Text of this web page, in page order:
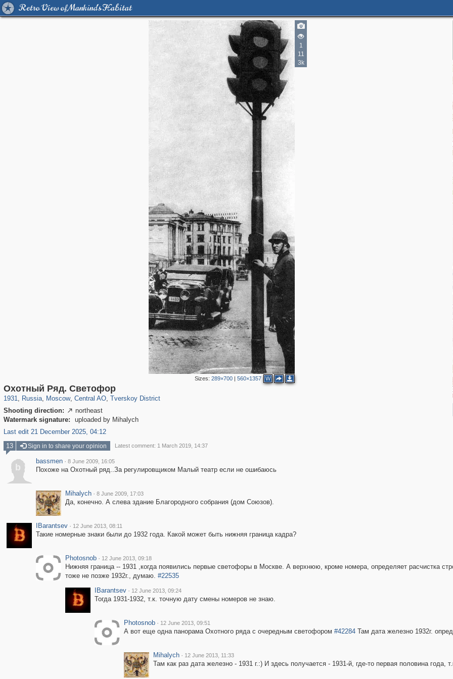
Retro View of Mankind's Habitat
1
11
3k
Sizes:289×700 |560×1357 W
Охотный Ряд. Светофор
1931, Russia
1,406,519 29,243
, Moscow
319,780 8,286
, Central AO
159,978 5,916
, Tverskoy District
53,034
Shooting direction:  northeast
Watermark signature:
uploaded by Mihalych
Last edit 21 December 2025, 04:12
13 Sign in to share your opinion Latest comment: 1 March 2019, 14:37
b
bassmen · 8 June 2009, 16:05
Похоже на Охотный ряд..За регулировщиком Малый театр если не ошибаюсь
Mihalych · 8 June 2009, 17:03
Да, конечно. А слева здание Благородного собрания (дом Союзов).
IBarantsev · 12 June 2013, 08:11
Такие номерные знаки были до 1932 года. Какой может быть нижняя граница кадра?
Photosnob · 12 June 2013, 09:18
Нижняя граница -- 1931 ,когда появились первые светофоры в Москве. А верхнюю, кроме номера, определяет расчистка
тоже не позже 1932г., думаю. #22535
IBarantsev · 12 June 2013, 09:24
Тогда 1931-1932, т.к. точную дату смены номеров не знаю.
Photosnob · 12 June 2013, 09:51
А вот еще одна панорама Охотного ряда с очередным светофором #42284Там дата железно 1932г.
Mihalych · 12 June 2013, 11:33
Там как раз дата железно - 1931 г.:) И здесь получается - 1931-й, где-то первая половина года,